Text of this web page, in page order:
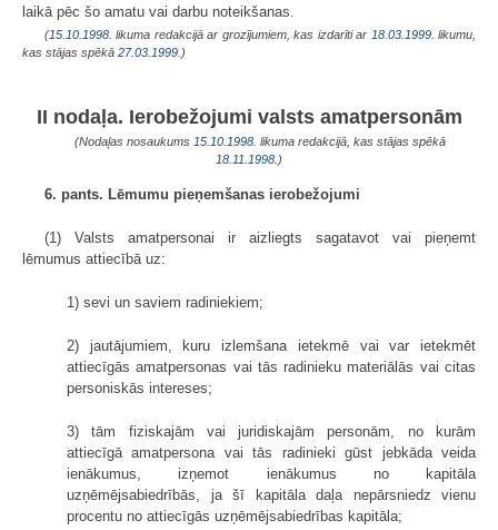
laikā pēc šo amatu vai darbu noteikšanas.
(15.10.1998 . likuma redakcijā ar grozījumiem, kas izdarīti ar 18.03.1999. likumu,
kas stājas spēkā 27.03.1999. )
II nodaļa. Ierobežojumi valsts amatpersonām
(Nodaļas nosaukums 15.10.1998. likuma redakcijā, kas stājas spēkā
18.11.1998.)
6. pants. Lēmumu pieņemšanas ierobežojumi
(1) Valsts amatpersonai ir aizliegts sagatavot vai pieņemt
lēmumus attiecībā uz:
1) sevi un saviem radiniekiem;
2) jautājumiem, kuru izlemšana ietekmē vai var ietekmēt
attiecīgās amatpersonas vai tās radinieku materiālās vai citas
personiskās intereses;
3) tām fiziskajām vai juridiskajām personām, no kurām
attiecīgā amatpersona vai tās radinieki gūst jebkāda veida
ienākumus, izņemot ienākumus no kapitāla
uzņēmējsabiedrībās, ja šī kapitāla daļa nepārsniedz vienu
procentu no attiecīgās uzņēmējsabiedrības kapitāla;